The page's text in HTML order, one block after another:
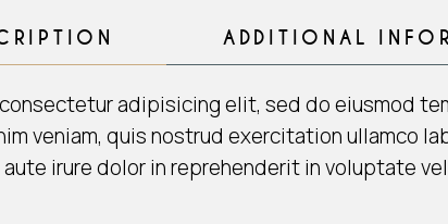
ADDITIONAL
adipisicing elit, sed do eiusmod
veniam, quis nostrud exercitation ullamco
irure dolor in reprehenderit in voluptate